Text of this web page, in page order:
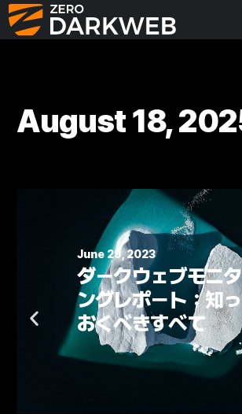
August 18,
June 22, 2023
ランサムウェア
ウェアの違い